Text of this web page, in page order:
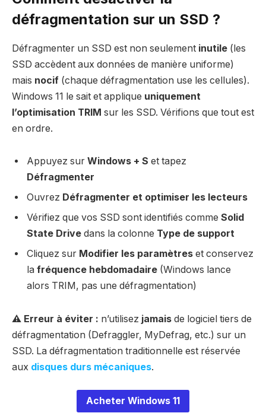
défragmentation sur un SSD ?
Défragmenter un SSD est non seulement inutile (les
SSD accèdent aux données de manière uniforme)
mais nocif (chaque défragmentation use les cellules).
Windows 11 le sait et applique uniquement
l’optimisation TRIM sur les SSD. Vérifions que tout est
en ordre.
Appuyez sur Windows + S et tapez
Défragmenter
Ouvrez Défragmenter et optimiser les lecteurs
Vérifiez que vos SSD sont identifiés comme Solid
State Drive dans la colonne Type de support
Cliquez sur Modifier les paramètres et conservez
la fréquence hebdomadaire (Windows lance
alors TRIM, pas une défragmentation)
⚠️ Erreur à éviter : n’utilisez jamais de logiciel tiers de
défragmentation (Defraggler, MyDefrag, etc.) sur un
SSD. La défragmentation traditionnelle est réservée
aux disques durs mécaniques.
Acheter Windows 11